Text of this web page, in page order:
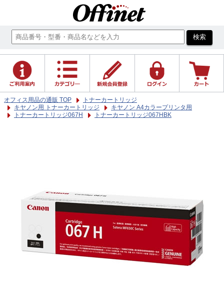
オフィス用品の通販 TOP
トナーカートリッジ
キヤノン用 トナーカートリッジ
キヤノン A4カラープリンタ用
トナーカートリッジ067H
トナーカートリッジ067HBK